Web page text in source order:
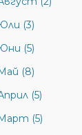
(3)
(5)
(8)
(5)
(5)